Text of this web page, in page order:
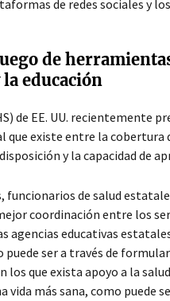
de redes sociales y
de
educación
de EE. UU. recientemente
existe entre la cobertura
y la capacidad de
funcionarios de salud
coordinación entre los
agencias educativas
ser a través de
que exista apoyo a la
más sana, como puede